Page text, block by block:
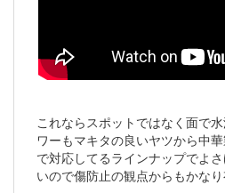
これならスポットではなく面で
ワーもマキタの良いヤツから中
で対応してるラインナップでよ
いので傷防止の観点からもかなり